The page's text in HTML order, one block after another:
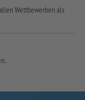
Wettbewerben als